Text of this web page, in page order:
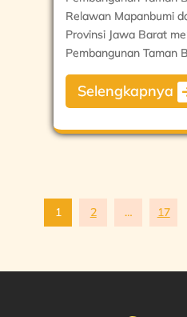
Relawan Mapanbumi
Provinsi Jawa Barat
Pembangunan Taman
Selengkapnya
Posts
1 2 … 17